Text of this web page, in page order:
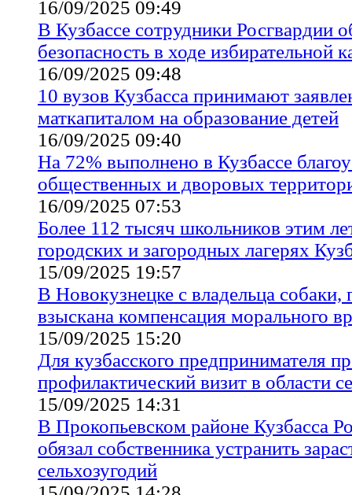
16/09/2025 09:49
В Кузбассе сотрудники Росгвардии
безопасность в ходе избирательной
16/09/2025 09:48
10 вузов Кузбасса принимают
маткапиталом на образование детей
16/09/2025 09:40
На 72% выполнено в Кузбассе
общественных и дворовых
16/09/2025 07:53
Более 112 тысяч школьников этим
городских и загородных лагерях
15/09/2025 19:57
В Новокузнецке с владельца собаки,
взыскана компенсация морального
15/09/2025 15:20
Для кузбасского предпринимателя
профилактический визит в области
15/09/2025 14:31
В Прокопьевском районе Кузбасса
обязал собственника устранить
сельхозугодий